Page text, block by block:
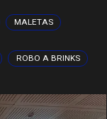
MALETAS
ROBO A BRINKS